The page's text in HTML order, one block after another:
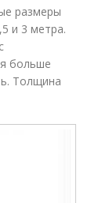
размеры
и 3 метра.
больше
Толщина